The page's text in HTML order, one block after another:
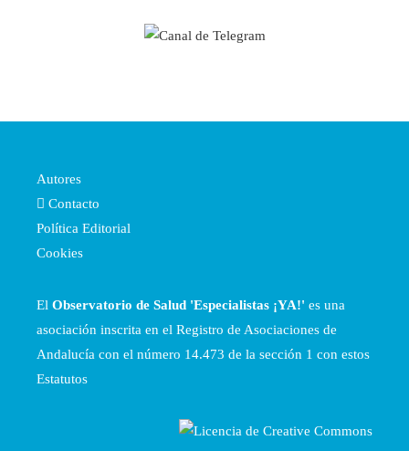
Autores
Contacto
Política Editorial
Cookies
El Observatorio de Salud 'Especialistas ¡YA!' es una
asociación inscrita en el Registro de Asociaciones de
Andalucía con el número 14.473 de la sección 1 con estos
Estatutos